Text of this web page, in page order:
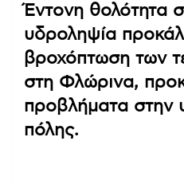
Έντονη θολότητα
υδροληψία
βροχόπτωση των
στη Φλώρινα,
προβλήματα στην
πόλης.